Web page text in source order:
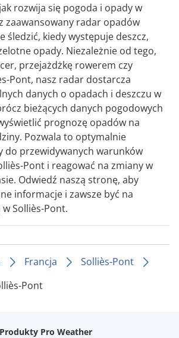
rozwija się pogoda i opady w
zaawansowany radar opadów
śledzić, kiedy występuje deszcz,
opady. Niezależnie od tego,
przejażdżkę rowerem czy
Pont, nasz radar dostarcza
danych o opadach i deszczu w
bieżących danych pogodowych
prognozę opadów na
Pozwala to optymalnie
do przewidywanych warunków
Pont i reagować na zmiany w
Odwiedź naszą stronę, aby
informacje i zawsze być na
Solliès-Pont.
Francja
Solliès-Pont
Pont
Produkty Pro Weather